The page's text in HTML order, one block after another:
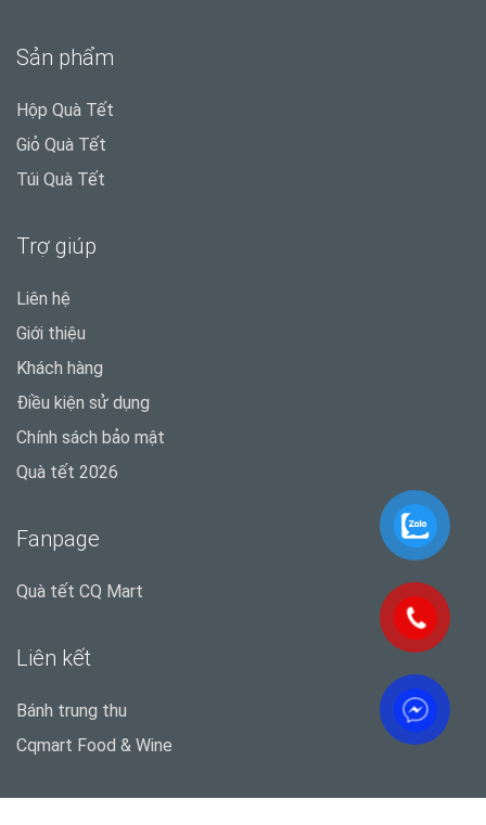
Sản phẩm
Hộp Quà Tết
Giỏ Quà Tết
Túi Quà Tết
Trợ giúp
Liên hệ
Giới thiệu
Khách hàng
Điều kiện sử dụng
Chính sách bảo mật
Quà tết 2026
Fanpage
Quà tết CQ Mart
Liên kết
Bánh trung thu
Cqmart Food & Wine